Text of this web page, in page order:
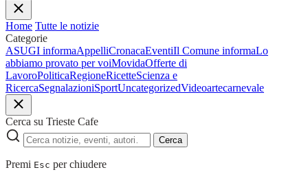
Home Tutte le notizie
Categorie
ASUGI informaAppelliCronacaEventiIl Comune informaLo
abbiamo provato per voiMovidaOfferte di
LavoroPoliticaRegioneRicetteScienza e
RicercaSegnalazioniSportUncategorizedVideoartecarnevale
Cerca su Trieste Cafe
Cerca
Premi Esc per chiudere